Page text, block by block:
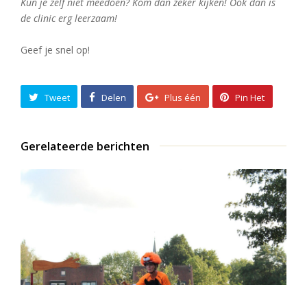
de clinic erg leerzaam!
Geef je snel op!
Tweet Delen Plus één Pin Het
Gerelateerde berichten